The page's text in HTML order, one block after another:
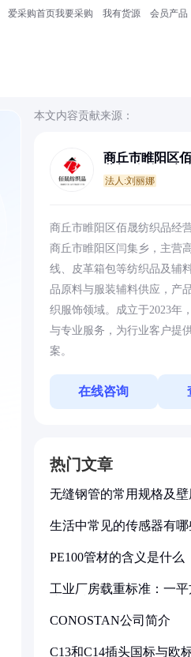
爱采购首页我要采购 我有货源 会员产品
本文内容贡献来源：
商丘市睢阳区
法人:刘丽娜
商丘市睢阳区佰晟纺织品经
商丘市睢阳区闫集乡，主营
线、皮革箱包等纺织品及辅
品原料与服装辅料供应，产
织服饰领域。成立于2023年
与专业服务，为行业客户提
案。
在线咨询
热门文章
无缝钢管的常用规格及壁
生活中常见的传感器有哪
PE100管材的含义是什么
工业厂房载重标准：一
CONOSTAN公司简介
C13和C14插头国标与欧